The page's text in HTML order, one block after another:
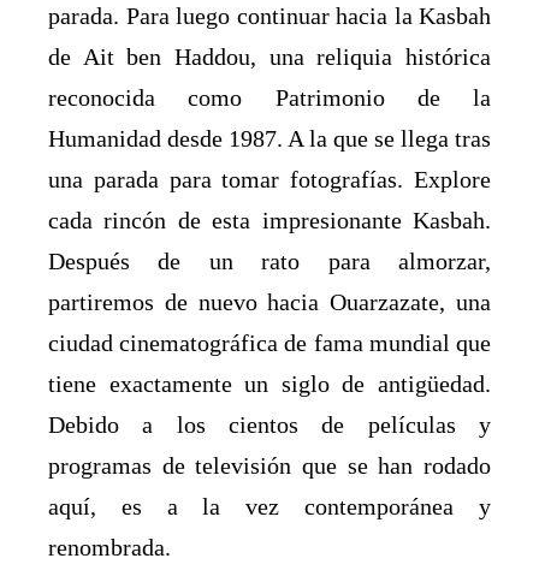
parada. Para luego continuar hacia la Kasbah
de Ait ben Haddou, una reliquia histórica
reconocida como Patrimonio de la
Humanidad desde 1987. A la que se llega tras
una parada para tomar fotografías. Explore
cada rincón de esta impresionante Kasbah.
Después de un rato para almorzar,
partiremos de nuevo hacia Ouarzazate, una
ciudad cinematográfica de fama mundial que
tiene exactamente un siglo de antigüedad.
Debido a los cientos de películas y
programas de televisión que se han rodado
aquí, es a la vez contemporánea y
renombrada.